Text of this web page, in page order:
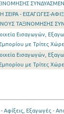
ΣΕΙΡΑ - ΕΙΣΑΓΩΓΕΣ-
ΤΑΞΙΝΟΜΗΣΗΣ
Εισαγωγών,
με Τρίτες
Εισαγωγών,
με Τρίτες
Αφίξεις, Εξαγωγές -